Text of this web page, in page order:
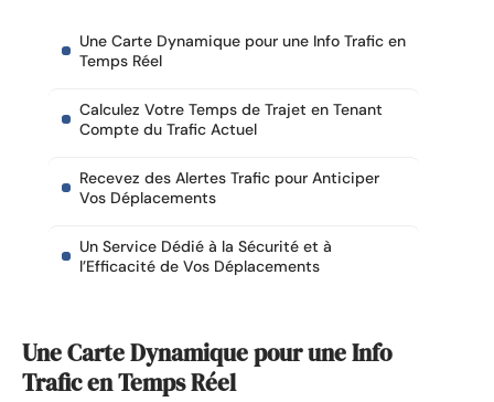
Une Carte Dynamique pour une Info Trafic en
Temps Réel
Calculez Votre Temps de Trajet en Tenant
Compte du Trafic Actuel
Recevez des Alertes Trafic pour Anticiper
Vos Déplacements
Un Service Dédié à la Sécurité et à
l’Efficacité de Vos Déplacements
Une Carte Dynamique pour une Info
Trafic en Temps Réel